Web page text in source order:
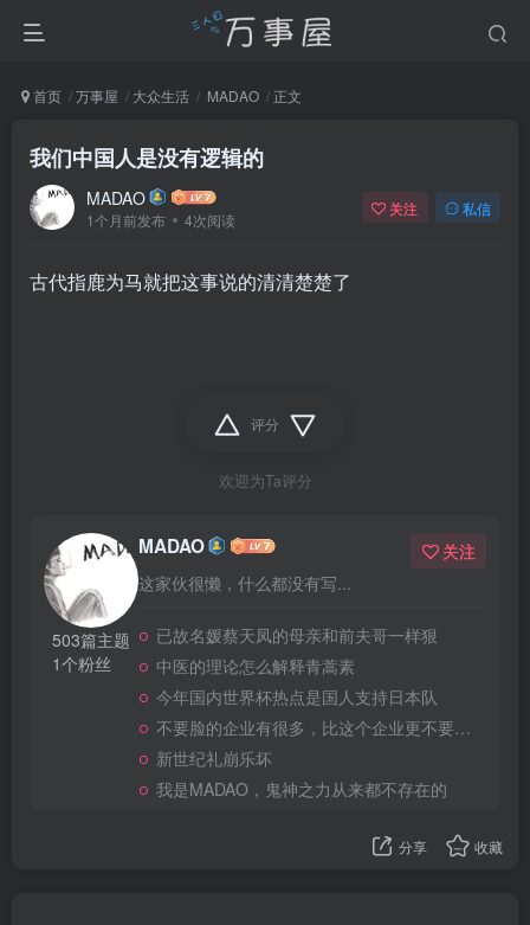
首页 万事屋 大众生活 MADAO 正文
我们中国人是没有逻辑的
MADAO
1个月前发布 4次阅读
关注 私信
古代指鹿为马就把这事说的清清楚楚了
评分
欢迎为Ta评分
503篇主题
1个粉丝
MADAO
这家伙很懒，什么都没有写...
关注
已故名媛蔡天凤的母亲和前夫哥一样狠
中医的理论怎么解释青蒿素
今年国内世界杯热点是国人支持日本队
不要脸的企业有很多，比这个企业更不要脸的，应该就没有了
新世纪礼崩乐坏
我是MADAO，鬼神之力从来都不存在的
分享 收藏